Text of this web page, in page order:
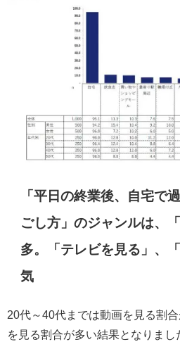
「平日の終業後、自宅で
ごし方」のジャンルは、
多。「テレビを見る」、
気
20代～40代までは動画を見る割
を見る割合が多い結果となりま